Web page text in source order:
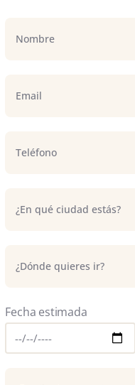
Fecha estimada